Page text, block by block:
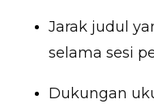
Jarak judul
selama sesi
Dukungan